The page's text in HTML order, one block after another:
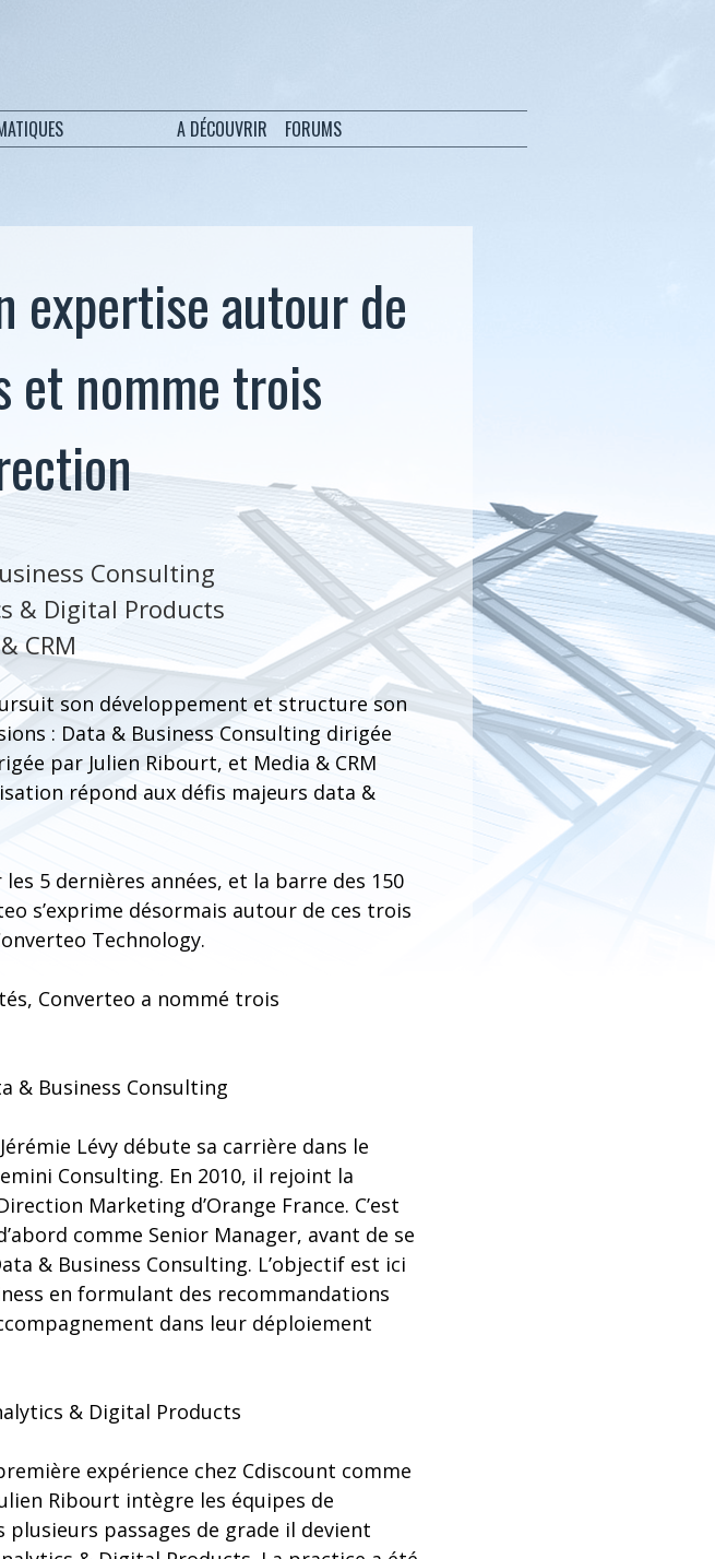
A DÉCOUVRIR FORUMS
expertise autour de
et nomme trois
Consulting
& Digital Products
CRM
son développement et structure son
: Data & Business Consulting dirigée
par Julien Ribourt, et Media & CRM
répond aux défis majeurs data &
5 dernières années, et la barre des 150
s’exprime désormais autour de ces trois
Technology.
Converteo a nommé trois
& Business Consulting
Lévy débute sa carrière dans le
Consulting. En 2010, il rejoint la
Marketing d’Orange France. C’est
comme Senior Manager, avant de se
& Business Consulting. L’objectif est ici
en formulant des recommandations
dans leur déploiement
& Digital Products
expérience chez Cdiscount comme
Ribourt intègre les équipes de
passages de grade il devient